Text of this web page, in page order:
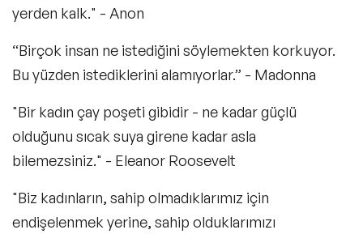
yerden kalk." - Anon
“Birçok insan ne istediğini söylemekten korkuyor.
Bu yüzden istediklerini alamıyorlar.” - Madonna
"Bir kadın çay poşeti gibidir - ne kadar güçlü
olduğunu sıcak suya girene kadar asla
bilemezsiniz." - Eleanor Roosevelt
"Biz kadınların, sahip olmadıklarımız için
endişelenmek yerine, sahip olduklarımızı